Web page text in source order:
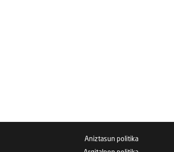
Aniztasun politika